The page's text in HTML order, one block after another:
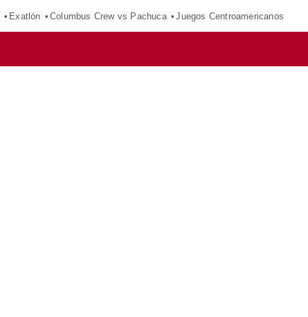
Exatlón Columbus Crew vs Pachuca Juegos Centroamericanos